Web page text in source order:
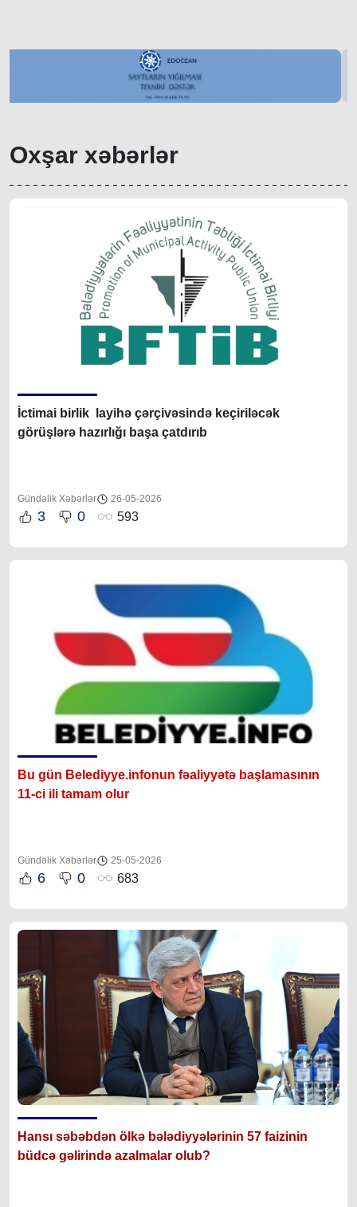
Oxşar xəbərlər
İctimai birlik layihə çərçivəsində keçiriləcək
görüşlərə hazırlığı başa çatdırıb
Gündəlik Xəbərlər 26-05-2026
3 0 593
Bu gün Belediyye.infonun fəaliyyətə başlamasının
11-ci ili tamam olur
Gündəlik Xəbərlər 25-05-2026
6 0 683
Hansı səbəbdən ölkə bələdiyyələrinin 57 faizinin
büdcə gəlirində azalmalar olub?